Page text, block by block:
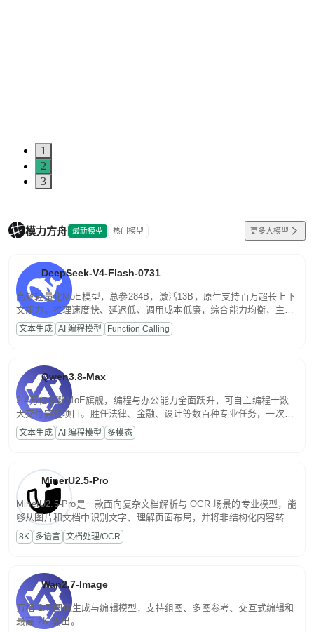
1
2
3
模力方舟 最新模型 热门模型 更多大模型
DeepSeek-V4-Flash-0731
高效轻量化MoE模型，总参284B，激活13B，原生支持百万超长上下
文能力。推理速度快、延迟低、调用成本低廉，综合能力均衡，主打
高并发、轻量化任务，适合日常对话、内容创作、基础 RAG、批量
文案处理等普惠刚需场景。
文本生成 AI 编程模型 Function Calling
Qwen3.8-Max
2.4万亿参数MoE旗舰，编程与办公能力全面跃升，可自主编程十数
天交付完整项目。胜任法律、金融、设计等数百种专业任务，一次对
话端到端交付生产级成果。原生视觉理解贯穿规划、执行与验证全流
程，支持超长文档与长视频的深度语义解析。长程任务中自主规划与
文本生成 AI 编程模型 多模态
MinerU2.5-Pro
MinerU2.5-Pro是一款面向复杂文档解析与 OCR 场景的专业模型，能
够从图片和文档中识别文字、理解页面布局，并将非结构化内容转换
为便于存储、检索和二次处理的结构化结果。
8K 多语言 文档处理/OCR
Wan2.7-Image
万相 2.7 图像生成与编辑模型，支持组图、多图参考、交互式编辑和
最高 2K 输出。